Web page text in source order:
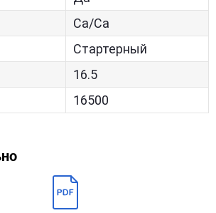
Са/Са
Стартерный
16.5
16500